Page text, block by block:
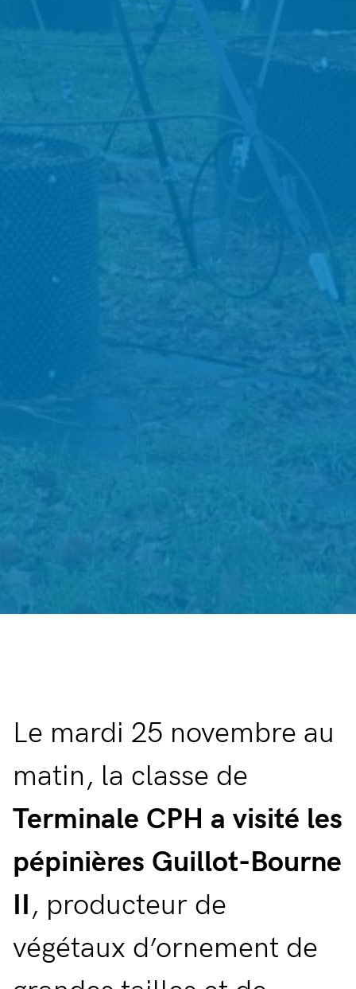
Le mardi 25 novembre au
matin, la classe de
Terminale CPH a visité les
pépinières Guillot-Bourne
II, producteur de
végétaux d’ornement de